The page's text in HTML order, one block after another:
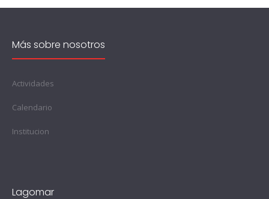
Más sobre nosotros
Actividades
Calendario
Institucion
Lagomar